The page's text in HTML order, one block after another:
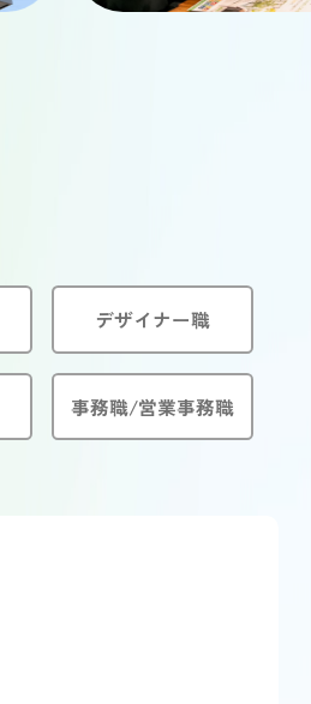
デザイナー職
事務職/営業事務職